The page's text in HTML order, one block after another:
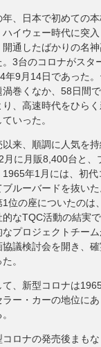
年、日本で初めての
ハイウェー時代に突
開通したばかりの名
。3台のコロナがスタ
年9月14日であった
渦巻くなか、58日間
り、高速時代をひら
いった。
以来、順調に人気を
月に月販8,400台と、
1965年1月には、初
ブルーバードを抜い
1位の座についたのは
的なTQC活動の結実
なプロジェクトチー
協議検討会を開き、
。
て、新型コロナは
ラー・カーの地位に
コロナの発売後まも